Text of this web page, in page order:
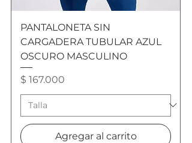
PANTALONETA SIN
CARGADERA TUBULAR AZUL
OSCURO MASCULINO
Precio
$ 167.000
Agregar al carrito